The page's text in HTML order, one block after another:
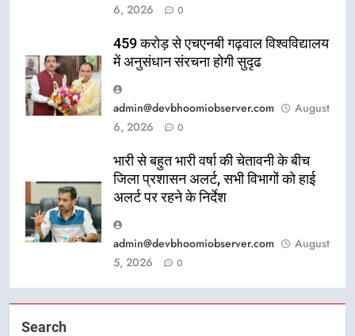
6, 2026
0
459 करोड़ से एचएनबी गढ़वाल विश्वविद्यालय
में अनुसंधान संरचना होगी सुदृढ
admin@devbhoomiobserver.com
August
6, 2026
0
भारी से बहुत भारी वर्षा की चेतावनी के बीच
जिला प्रशासन अलर्ट, सभी विभागों को हाई
अलर्ट पर रहने के निर्देश
admin@devbhoomiobserver.com
August
5, 2026
0
Search